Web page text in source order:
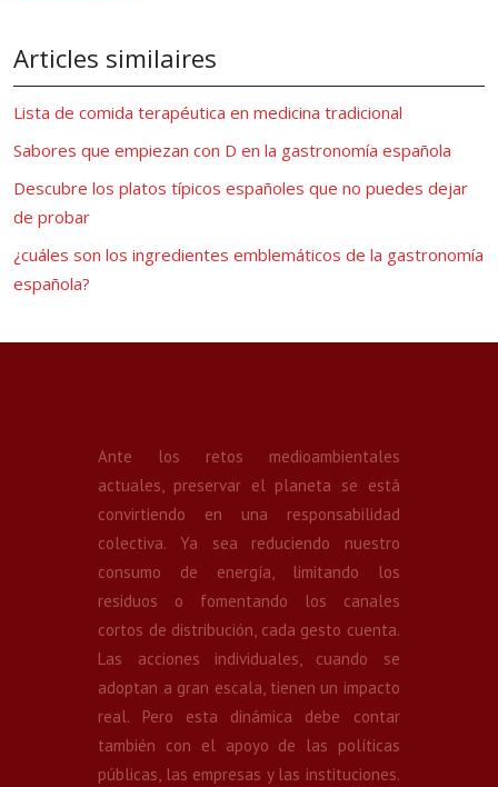
Articles similaires
Lista de comida terapéutica en medicina tradicional
Sabores que empiezan con D en la gastronomía española
Descubre los platos típicos españoles que no puedes dejar
de probar
¿cuáles son los ingredientes emblemáticos de la gastronomía
española?
Ante los retos medioambientales
actuales, preservar el planeta se está
convirtiendo en una responsabilidad
colectiva. Ya sea reduciendo nuestro
consumo de energía, limitando los
residuos o fomentando los canales
cortos de distribución, cada gesto cuenta.
Las acciones individuales, cuando se
adoptan a gran escala, tienen un impacto
real. Pero esta dinámica debe contar
también con el apoyo de las políticas
públicas, las empresas y las instituciones.